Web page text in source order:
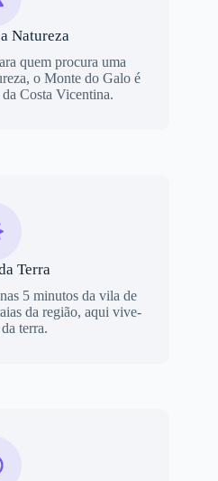
Natureza
quem procura uma
o Monte do Galo é
Costa Vicentina.
Terra
5 minutos da vila de
da região, aqui vive-
terra.